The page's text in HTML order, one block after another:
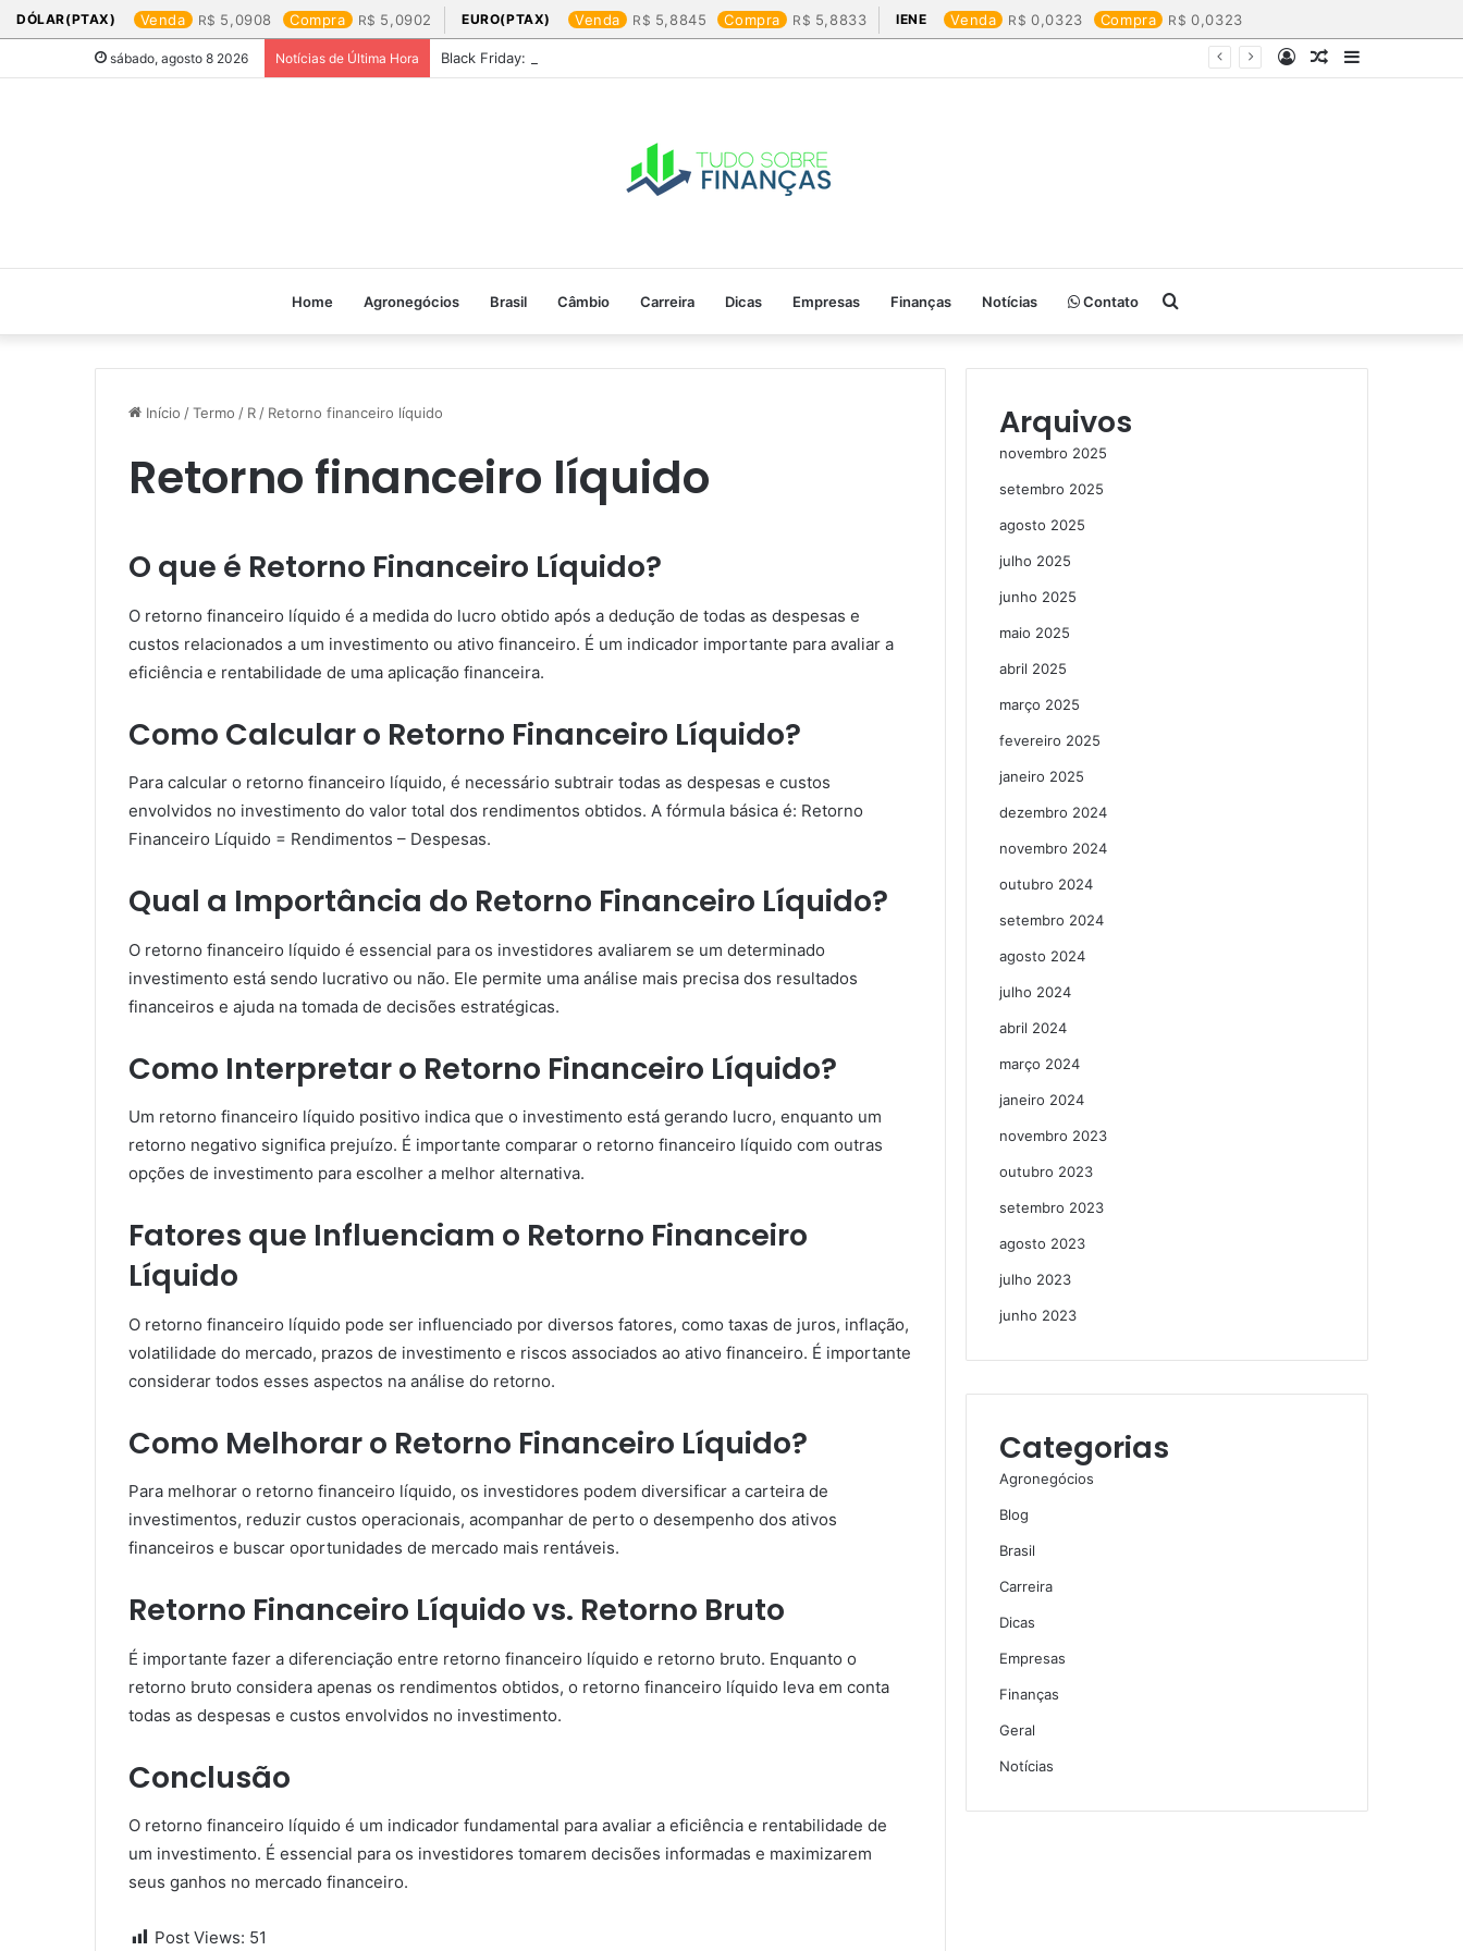
DÓLAR(PTAX) Venda 5,0908 Compra 5,0902 EURO(PTAX) Venda 5,8845 Compra 5,8833 IENE Venda 0,0323 Compra 0,0323
sábado, agosto 8 2026 Notícias de Última Hora Black Friday: os produtos que mais valem a pena
Barra
Artigo
Entrar
Home Agronegócios Brasil Câmbio Carreira Dicas Empresas Finanças Notícias Contato Procurar
por
Início /Termo / R / Retorno financeiro líquido
Retorno financeiro líquido
O que é Retorno Financeiro Líquido?
O retorno financeiro líquido é a medida do lucro obtido após a dedução de todas as despesas e
custos relacionados a um investimento ou ativo financeiro. É um indicador importante para avaliar a
eficiência e rentabilidade de uma aplicação financeira.
Como Calcular o Retorno Financeiro Líquido?
Para calcular o retorno financeiro líquido, é necessário subtrair todas as despesas e custos
envolvidos no investimento do valor total dos rendimentos obtidos. A fórmula básica é: Retorno
Financeiro Líquido = Rendimentos – Despesas.
Qual a Importância do Retorno Financeiro Líquido?
O retorno financeiro líquido é essencial para os investidores avaliarem se um determinado
investimento está sendo lucrativo ou não. Ele permite uma análise mais precisa dos resultados
financeiros e ajuda na tomada de decisões estratégicas.
Como Interpretar o Retorno Financeiro Líquido?
Um retorno financeiro líquido positivo indica que o investimento está gerando lucro, enquanto um
retorno negativo significa prejuízo. É importante comparar o retorno financeiro líquido com outras
opções de investimento para escolher a melhor alternativa.
Fatores que Influenciam o Retorno Financeiro
Líquido
O retorno financeiro líquido pode ser influenciado por diversos fatores, como taxas de juros, inflação,
volatilidade do mercado, prazos de investimento e riscos associados ao ativo financeiro. É importante
considerar todos esses aspectos na análise do retorno.
Como Melhorar o Retorno Financeiro Líquido?
Para melhorar o retorno financeiro líquido, os investidores podem diversificar a carteira de
investimentos, reduzir custos operacionais, acompanhar de perto o desempenho dos ativos
financeiros e buscar oportunidades de mercado mais rentáveis.
Retorno Financeiro Líquido vs. Retorno Bruto
É importante fazer a diferenciação entre retorno financeiro líquido e retorno bruto. Enquanto o
retorno bruto considera apenas os rendimentos obtidos, o retorno financeiro líquido leva em conta
todas as despesas e custos envolvidos no investimento.
Conclusão
O retorno financeiro líquido é um indicador fundamental para avaliar a eficiência e rentabilidade de
um investimento. É essencial para os investidores tomarem decisões informadas e maximizarem
seus ganhos no mercado financeiro.
Post Views: 51
Arquivos
novembro 2025
setembro 2025
agosto 2025
julho 2025
junho 2025
maio 2025
abril 2025
março 2025
fevereiro 2025
janeiro 2025
dezembro 2024
novembro 2024
outubro 2024
setembro 2024
agosto 2024
julho 2024
abril 2024
março 2024
janeiro 2024
novembro 2023
outubro 2023
setembro 2023
agosto 2023
julho 2023
junho 2023
Categorias
Agronegócios
Blog
Brasil
Carreira
Dicas
Empresas
Finanças
Geral
Notícias